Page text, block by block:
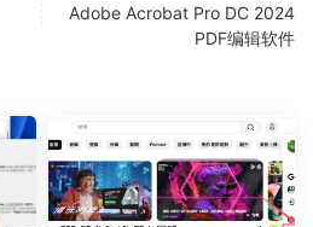
Adobe Acrobat Pro DC 2024
PDF编辑软件